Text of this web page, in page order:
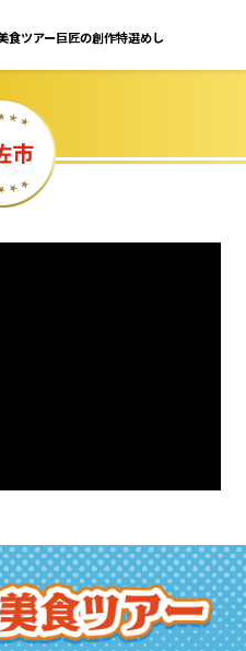
食ツアー巨匠の創作特選めし